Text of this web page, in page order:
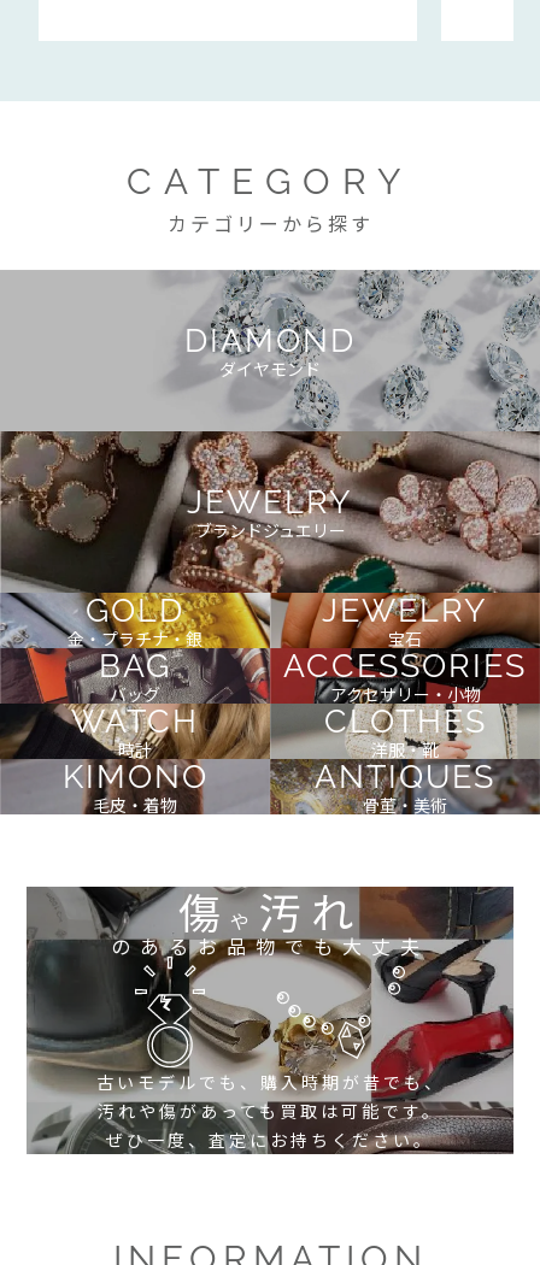
CATEGORY
カテゴリーから探す
DIAMOND
ダイヤモンド
JEWELRY
ブランドジュエリー
GOLD
金・プラチナ・銀
JEWELRY
宝石
BAG
バッグ
ACCESSORIES
アクセサリー・小物
WATCH
時計
CLOTHES
洋服・靴
KIMONO
毛皮・着物
ANTIQUES
骨董・美術
傷や 汚れ
のあるお品物でも大丈夫
古いモデルでも、購入時期が昔でも、
汚れや傷があっても買取は可能です。
ぜひ一度、査定にお持ちください。